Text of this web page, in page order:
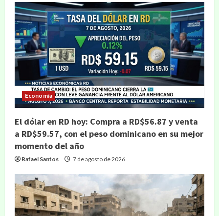
Economía
El dólar en RD hoy: Compra a RD$56.87 y venta
a RD$59.57, con el peso dominicano en su mejor
momento del año
Rafael Santos 7 de agosto de 2026